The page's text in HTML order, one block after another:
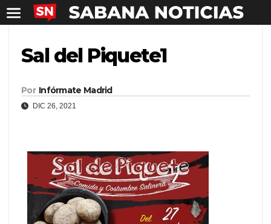
Sal del Piquete1
Por Infórmate Madrid
DIC 26, 2021